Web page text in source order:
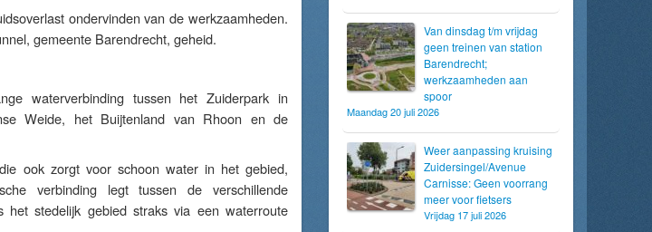
ondervinden van de werkzaamheden.
gemeente Barendrecht, geheid.
waterverbinding tussen het Zuiderpark in
Weide, het Buijtenland van Rhoon en de
ook zorgt voor schoon water in het gebied,
verbinding legt tussen de verschillende
het stedelijk gebied straks via een waterroute
Van dinsdag t/m vrijdag
geen treinen van station
Barendrecht;
werkzaamheden aan
spoor
Maandag 20 juli 2026
Weer aanpassing kruising
Zuidersingel/Avenue
Carnisse: Geen voorrang
meer voor fietsers
Vrijdag 17 juli 2026